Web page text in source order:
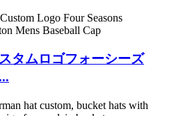
タムロゴフォーシーズ